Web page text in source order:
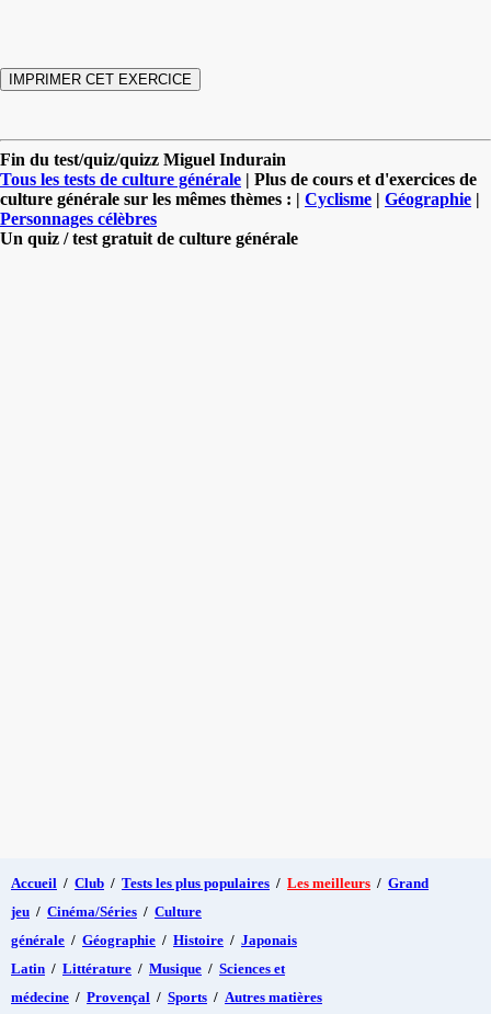
Fin du test/quiz/quizz Miguel Indurain
Tous les tests de culture générale | Plus de cours et d'exercices de
culture générale sur les mêmes thèmes : | Cyclisme | Géographie |
Personnages célèbres
Un quiz / test gratuit de culture générale
Accueil / Club / Tests les plus populaires / Les meilleurs / Grand
jeu / Cinéma/Séries / Culture
générale / Géographie / Histoire / Japonais
Latin / Littérature / Musique / Sciences et
médecine / Provençal / Sports / Autres matières